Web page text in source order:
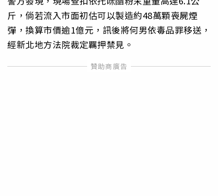
斤，倘若流入市面初估可以製造約48萬顆喪屍煙
彈，換算市價逾1億元，訊後將何男依毒品罪移送，
經新北地方法院裁定羈押禁見。